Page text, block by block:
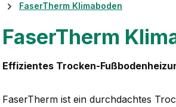
FaserTherm Klimaboden
FaserTherm
Effizientes Trocken-
FaserTherm ist ein durchdachtes